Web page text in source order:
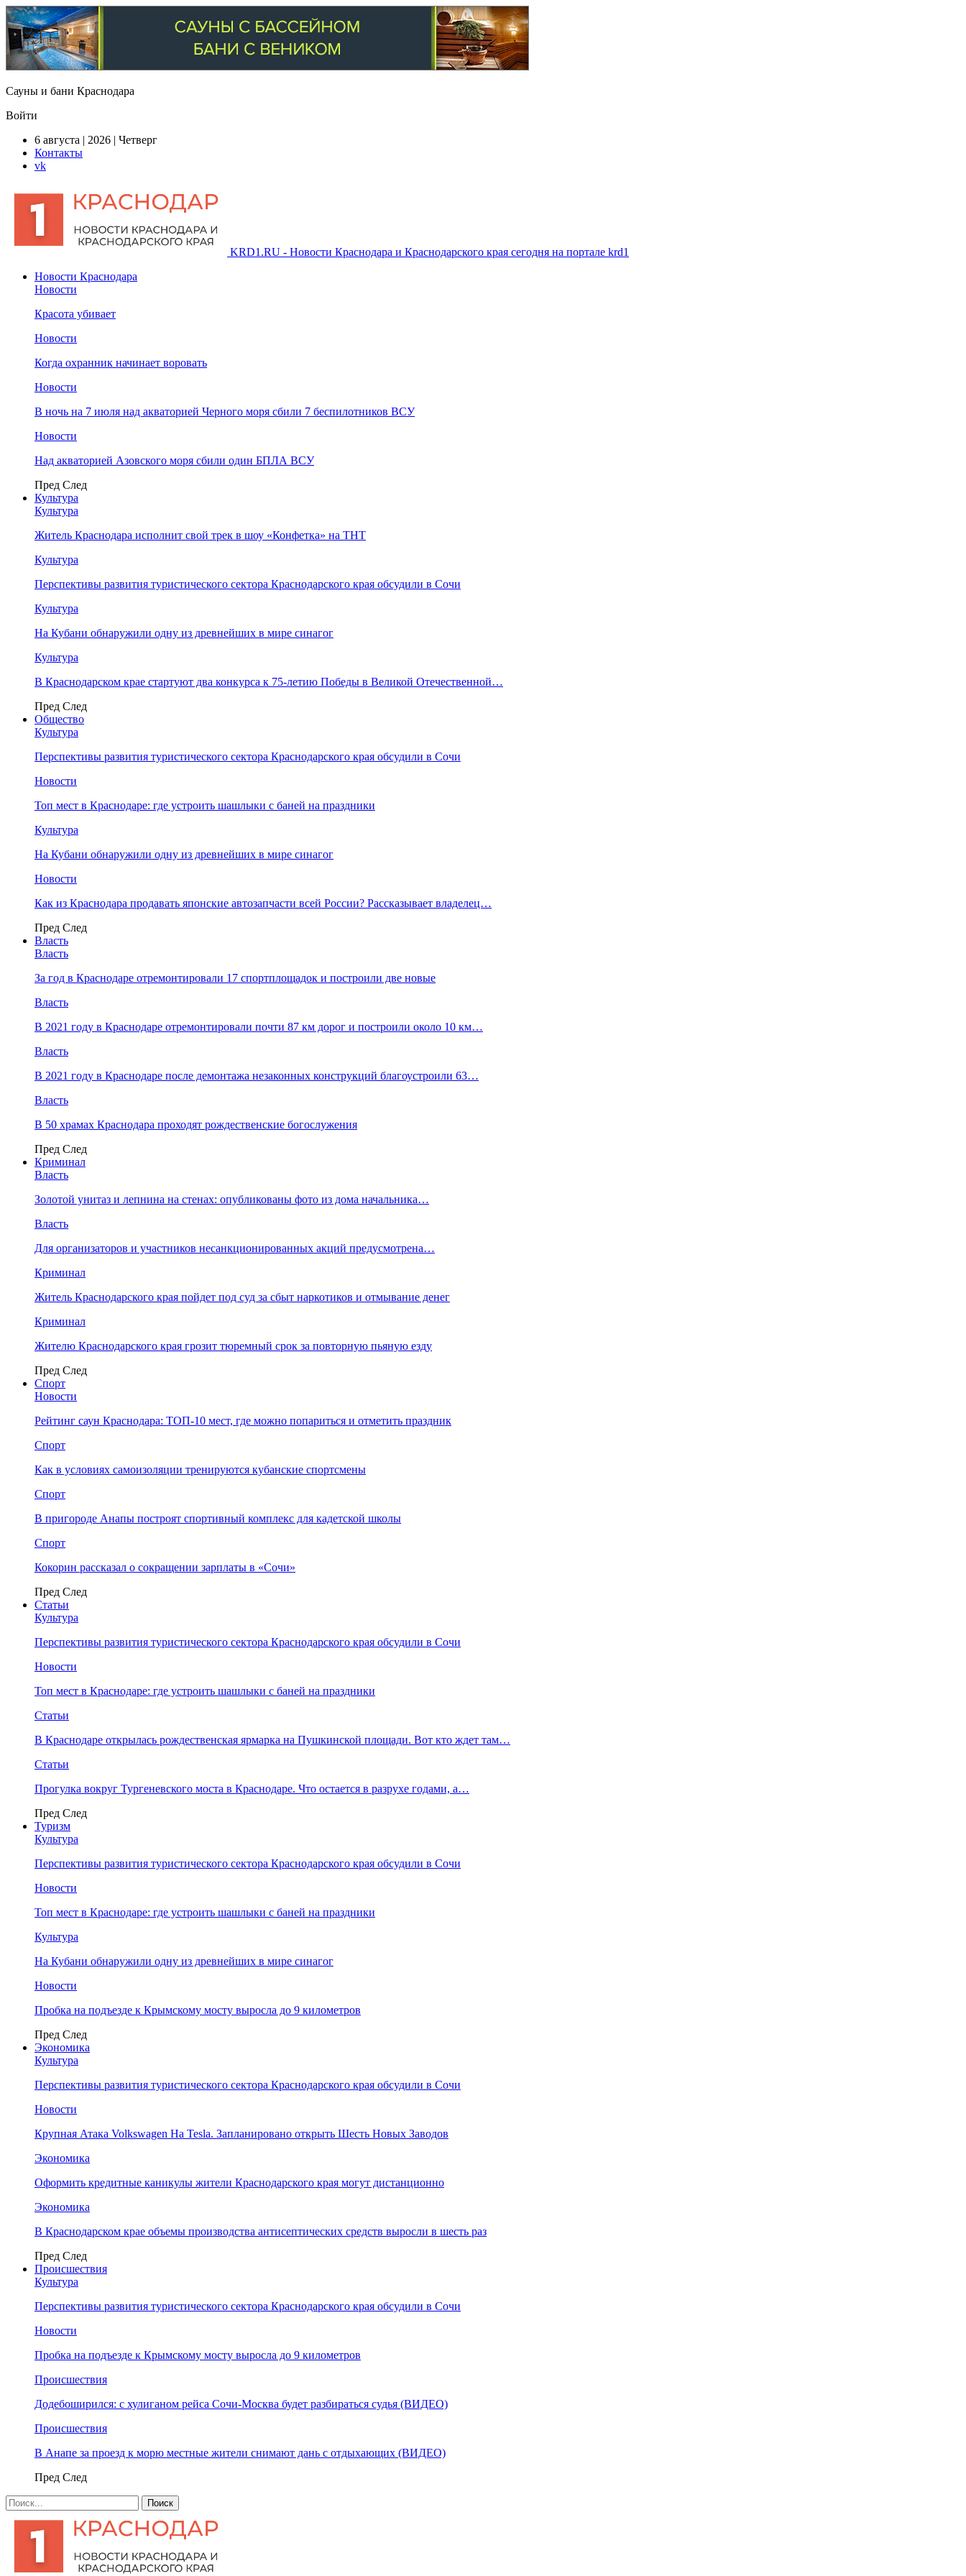
Сауны и бани Краснодара
Войти
6 августа | 2026 | Четверг
Контакты
vk
KRD1.RU - Новости Краснодара и Краснодарского края сегодня на портале krd1
Новости Краснодара
Новости
Красота убивает
Новости
Когда охранник начинает воровать
Новости
В ночь на 7 июля над акваторией Черного моря сбили 7 беспилотников ВСУ
Новости
Над акваторией Азовского моря сбили один БПЛА ВСУ
Пред След
Культура
Культура
Житель Краснодара исполнит свой трек в шоу «Конфетка» на ТНТ
Культура
Перспективы развития туристического сектора Краснодарского края обсудили в Сочи
Культура
На Кубани обнаружили одну из древнейших в мире синагог
Культура
В Краснодарском крае стартуют два конкурса к 75-летию Победы в Великой Отечественной…
Пред След
Общество
Культура
Перспективы развития туристического сектора Краснодарского края обсудили в Сочи
Новости
Топ мест в Краснодаре: где устроить шашлыки с баней на праздники
Культура
На Кубани обнаружили одну из древнейших в мире синагог
Новости
Как из Краснодара продавать японские автозапчасти всей России? Рассказывает владелец…
Пред След
Власть
Власть
За год в Краснодаре отремонтировали 17 спортплощадок и построили две новые
Власть
В 2021 году в Краснодаре отремонтировали почти 87 км дорог и построили около 10 км…
Власть
В 2021 году в Краснодаре после демонтажа незаконных конструкций благоустроили 63…
Власть
В 50 храмах Краснодара проходят рождественские богослужения
Пред След
Криминал
Власть
​Золотой унитаз и лепнина на стенах: опубликованы фото из дома начальника…
Власть
Для организаторов и участников несанкционированных акций предусмотрена…
Криминал
Житель Краснодарского края пойдет под суд за сбыт наркотиков и отмывание денег
Криминал
Жителю Краснодарского края грозит тюремный срок за повторную пьяную езду
Пред След
Спорт
Новости
Рейтинг саун Краснодара: ТОП-10 мест, где можно попариться и отметить праздник
Спорт
Как в условиях самоизоляции тренируются кубанские спортсмены
Спорт
В пригороде Анапы построят спортивный комплекс для кадетской школы
Спорт
Кокорин рассказал о сокращении зарплаты в «Сочи»
Пред След
Статьи
Культура
Перспективы развития туристического сектора Краснодарского края обсудили в Сочи
Новости
Топ мест в Краснодаре: где устроить шашлыки с баней на праздники
Статьи
В Краснодаре открылась рождественская ярмарка на Пушкинской площади. Вот кто ждет там…
Статьи
Прогулка вокруг Тургеневского моста в Краснодаре. Что остается в разрухе годами, а…
Пред След
Туризм
Культура
Перспективы развития туристического сектора Краснодарского края обсудили в Сочи
Новости
Топ мест в Краснодаре: где устроить шашлыки с баней на праздники
Культура
На Кубани обнаружили одну из древнейших в мире синагог
Новости
Пробка на подъезде к Крымскому мосту выросла до 9 километров
Пред След
Экономика
Культура
Перспективы развития туристического сектора Краснодарского края обсудили в Сочи
Новости
Крупная Атака Volkswagen На Tesla. Запланировано открыть Шесть Новых Заводов
Экономика
Оформить кредитные каникулы жители Краснодарского края могут дистанционно
Экономика
В Краснодарском крае объемы производства антисептических средств выросли в шесть раз
Пред След
Происшествия
Культура
Перспективы развития туристического сектора Краснодарского края обсудили в Сочи
Новости
Пробка на подъезде к Крымскому мосту выросла до 9 километров
Происшествия
Додебоширился: с хулиганом рейса Сочи-Москва будет разбираться судья (ВИДЕО)
Происшествия
В Анапе за проезд к морю местные жители снимают дань с отдыхающих (ВИДЕО)
Пред След